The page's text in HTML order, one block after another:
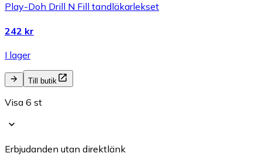
Play-Doh Drill N Fill tandläkarlekset
242 kr
I lager
Till butik
Visa 6 st
Erbjudanden utan direktlänk